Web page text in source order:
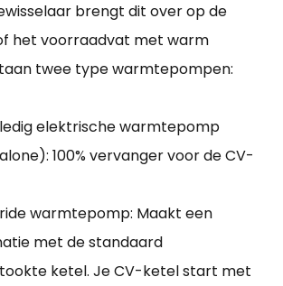
brengt dit over op de
het voorraadvat met warm
twee type warmtepompen:
elektrische warmtepomp
100% vervanger voor de CV-
warmtepomp: Maakt een
met de standaard
ketel. Je CV-ketel start met